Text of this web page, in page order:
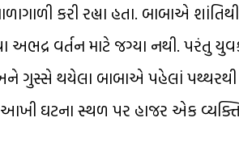
કરી રહ્યા હતા. બાબાએ
વર્તન માટે જગ્યા નથી. પરંતુ
ગુસ્સે થયેલા બાબાએ પહેલાં પથ્થરથી
આખી ઘટના સ્થળ પર હાજર એક